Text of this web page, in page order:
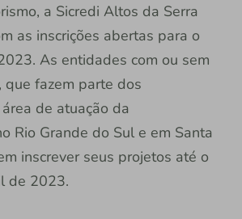
a Sicredi Altos da Serra
as inscrições abertas para o
As entidades com ou sem
que fazem parte dos
de atuação da
Rio Grande do Sul e em Santa
inscrever seus projetos até o
de 2023.